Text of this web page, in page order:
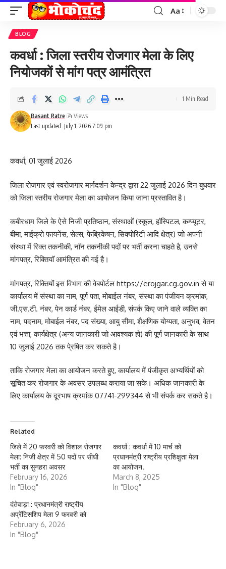
Font
Aa
BLOG
कवर्धा : जिला स्तरीय रोजगार मेला के लिए
नियोजकों से मांग पत्र आमंत्रित
Last updated: July 1, 2026 7:09 pm
Basant Ratre 74 Views
1 Min Read
कवर्धा, 01 जुलाई 2026
जिला रोजगार एवं स्वरोजगार मार्गदर्शन केन्द्र द्वारा 22 जुलाई 2026 दिन बुधवार
को जिला स्तरीय रोजगार मेला का आयोजन किया जाना प्रस्तावित है।
कबीरधाम जिले के ऐसे निजी प्रतिष्ठान, संस्थाओं (स्कूल, हाॅस्पिटल, कम्प्यूटर,
बीमा, माईक्रो फायनेंस, सेल्स, फेब्रिकेषन, सिक्योरिटी आदि क्षेत्र) जो अपनी
संस्था में रिक्त तकनीकी, नाॅन तकनीकी पदों पर भर्ती करना चाहते है, उनसे
मांगपत्र, रिक्तियाॅ आमंत्रित की गई है।
मांगपत्र, रिक्तियों इस विभाग की वेबपोर्टल https://erojgar.cg.gov.in से या
कार्यालय में संस्था का नाम, पूर्ण पता, मोबाईल नंबर, संस्था का पंजीयन क्रमांक,
जी.एस.टी. नंबर, पेन कार्ड नंबर, ईमेल आईडी, संपर्क किए जाने वाले व्यक्ति का
नाम, पदनाम, मोबाईल नंबर, पद संख्या, आयु सीमा, शैक्षणिक योग्यता, अनुभव, वेतन
एवं भत्ता, कार्यक्षेत्र (अन्य जानकारी जो आवश्यक हो) की पूर्ण जानकारी के साथ
10 जुलाई 2026 तक पे्रषित कर सकते है।
ताकि रोजगार मेला का आयोजन करते हुए, कार्यालय में पंजीकृत अभ्यर्थियों को
सूचित कर रोजगार के अवसर उपलब्ध कराया जा सके। अधिक जानकारी के
लिए कार्यालय के दूरभाष क्रमांक 07741-299344 से भी संपर्क कर सकते है।
Related
जिले में 20 फरवरी को विशाल रोजगार
मेला: निजी क्षेत्र में 50 पदों पर सीधी
भर्ती का सुनहरा अवसर
February 16, 2026
In "Blog"
कवर्धा : कवर्धा में 10 मार्च को
प्रधानमंत्री राष्ट्रीय प्रशिक्षुता मेला
का आयोजन.
March 8, 2025
In "Blog"
दंतेवाड़ा : प्रधानमंत्री राष्ट्रीय
अप्रेंटिसशिप मेला 9 फरवरी को
February 6, 2026
In "Blog"